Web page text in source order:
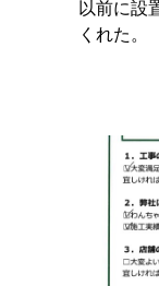
以前に設
くれた。